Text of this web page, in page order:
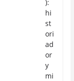
):
hi
st
ori
ad
or
y
mi